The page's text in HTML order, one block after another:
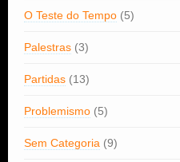
O Teste do Tempo (5)
Palestras (3)
Partidas (13)
Problemismo (5)
Sem Categoria (9)